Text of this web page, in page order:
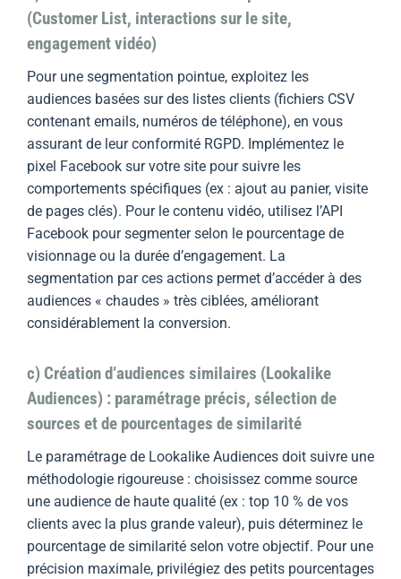
(Customer List, interactions sur le site,
engagement vidéo)
Pour une segmentation pointue, exploitez les
audiences basées sur des listes clients (fichiers CSV
contenant emails, numéros de téléphone), en vous
assurant de leur conformité RGPD. Implémentez le
pixel Facebook sur votre site pour suivre les
comportements spécifiques (ex : ajout au panier, visite
de pages clés). Pour le contenu vidéo, utilisez l’API
Facebook pour segmenter selon le pourcentage de
visionnage ou la durée d’engagement. La
segmentation par ces actions permet d’accéder à des
audiences « chaudes » très ciblées, améliorant
considérablement la conversion.
c) Création d’audiences similaires (Lookalike
Audiences) : paramétrage précis, sélection de
sources et de pourcentages de similarité
Le paramétrage de Lookalike Audiences doit suivre une
méthodologie rigoureuse : choisissez comme source
une audience de haute qualité (ex : top 10 % de vos
clients avec la plus grande valeur), puis déterminez le
pourcentage de similarité selon votre objectif. Pour une
précision maximale, privilégiez des petits pourcentages